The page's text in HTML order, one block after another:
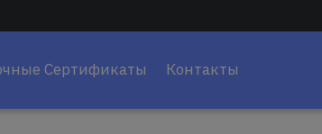
Сертификаты Контакты